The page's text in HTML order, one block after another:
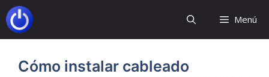
Saltar
al
contenido
Menú
Cómo instalar cableado